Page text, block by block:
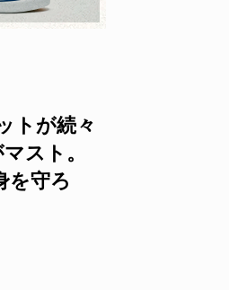
トが続々
スト。
を守ろ